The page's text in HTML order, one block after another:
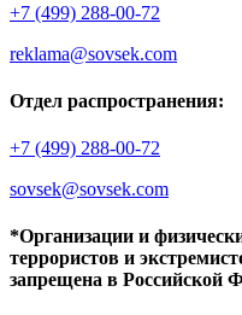
+7 (499) 288-00-72
reklama@sovsek.com
Отдел распространения:
+7 (499) 288-00-72
sovsek@sovsek.com
*Организации и
террористов и
запрещена в Российской